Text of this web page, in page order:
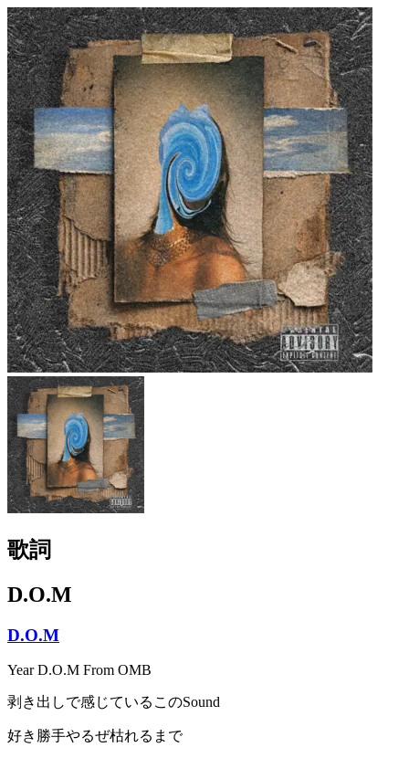
歌詞
D.O.M
D.O.M
Year D.O.M From OMB
剥き出しで感じているこのSound
好き勝手やるぜ枯れるまで